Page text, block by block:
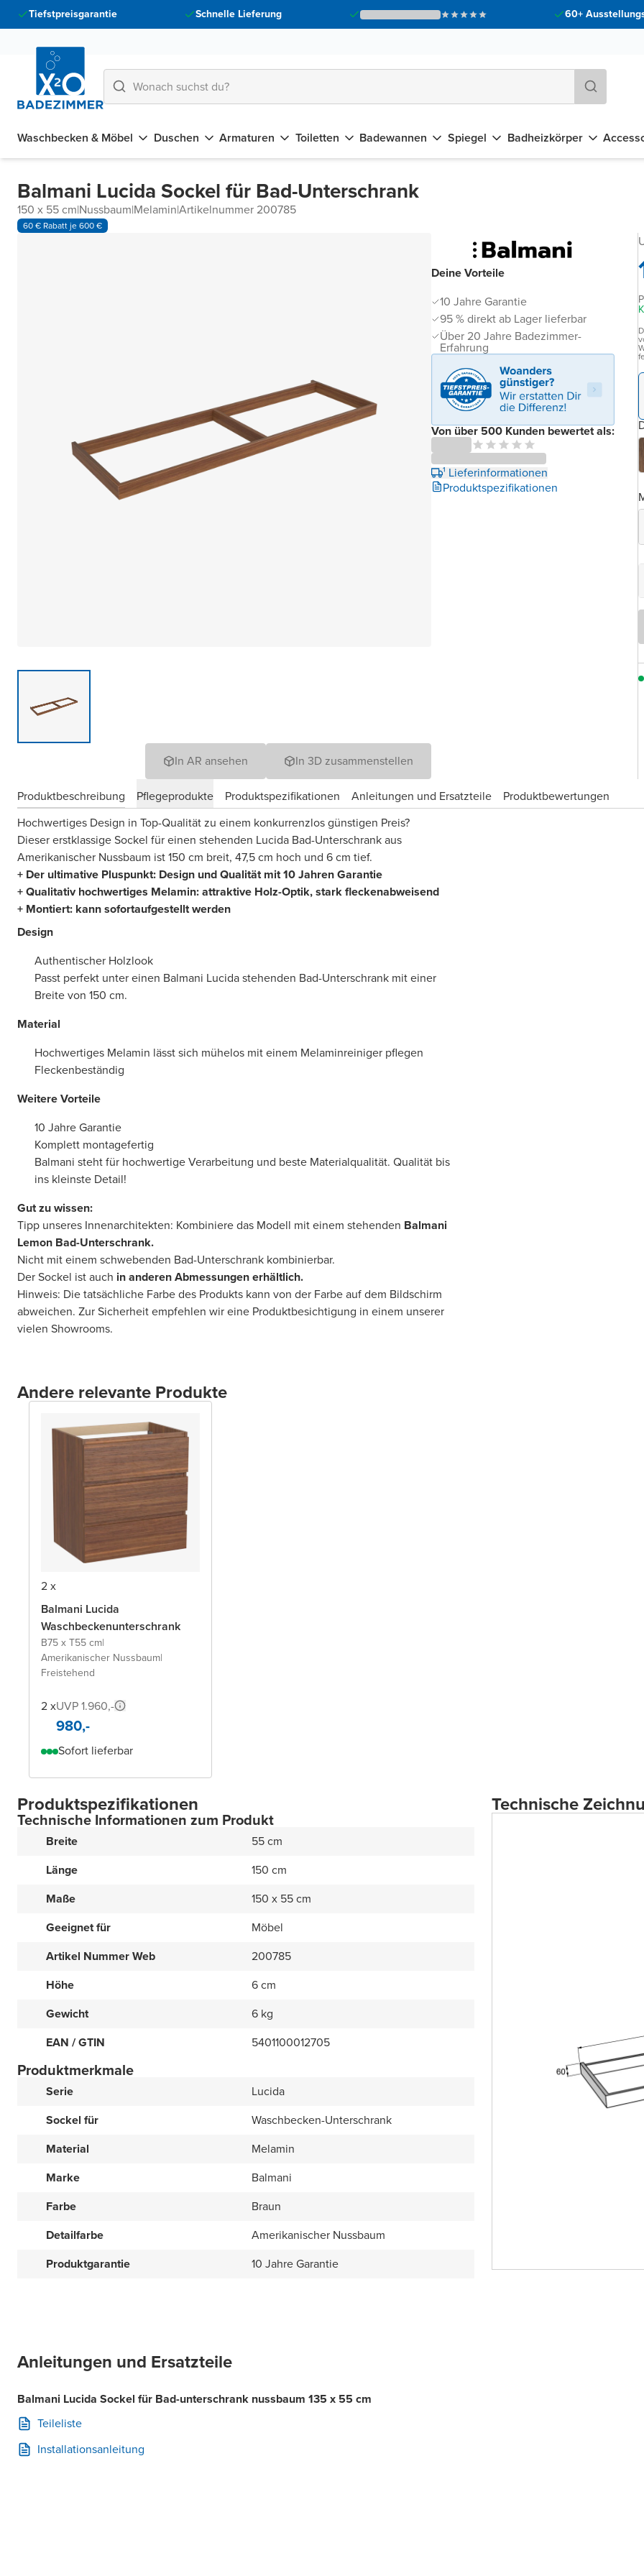
Tiefstpreisgarantie Schnelle Lieferung 60+
Waschbecken & Möbel Duschen Armaturen Toiletten Badewannen Spiegel Badheizkörper
Balmani Lucida Sockel für Bad-Unterschrank
150 x 55 cm|Nussbaum|Melamin|Artikelnummer 200785
60 € Rabatt je 600 €
In AR ansehen In 3D zusammenstellen
Deine Vorteile
10 Jahre Garantie
95 % direkt ab Lager lieferbar
Über 20 Jahre Badezimmer-
Erfahrung
Von über 500 Kunden bewertet als:
¹ Lieferinformationen
Produktspezifikationen
Produktbeschreibung Pflegeprodukte Produktspezifikationen Anleitungen und Ersatzteile
Produktbewertungen
Hochwertiges Design in Top-Qualität zu einem konkurrenzlos günstigen Preis?
Dieser erstklassige Sockel für einen stehenden Lucida Bad-Unterschrank aus
Amerikanischer Nussbaum ist 150 cm breit, 47,5 cm hoch und 6 cm tief.
+ Der ultimative Pluspunkt: Design und Qualität mit 10 Jahren Garantie
+ Qualitativ hochwertiges Melamin: attraktive Holz-Optik,stark fleckenabweisend
+ Montiert: kann sofortaufgestellt werden
Design
Authentischer Holzlook
Passt perfekt unter einen Balmani Lucida stehenden Bad-Unterschrank mit einer
Breite von 150 cm.
Material
Hochwertiges Melamin lässt sich mühelos mit einem Melaminreiniger pflegen
Fleckenbeständig
Weitere Vorteile
10 Jahre Garantie
Komplett montagefertig
Balmani steht für hochwertige Verarbeitung und beste Materialqualität. Qualität bis
ins kleinste Detail!
Gut zu wissen:
Tipp unseres Innenarchitekten: Kombiniere das Modell mit einem stehenden Balmani
Lemon Bad-Unterschrank.
Nicht mit einem schwebenden Bad-Unterschrank kombinierbar.
Der Sockel ist auch in anderen Abmessungen erhältlich.
Hinweis: Die tatsächliche Farbe des Produkts kann von der Farbe auf dem Bildschirm
abweichen. Zur Sicherheit empfehlen wir eine Produktbesichtigung in einem unserer
vielen Showrooms.
Andere relevante Produkte
2 x
Balmani Lucida
Waschbeckenunterschrank
B75 x T55 cm|
Amerikanischer Nussbaum|
Freistehend
2 xUVP 1.960,-
980,-
Sofort lieferbar
Produktspezifikationen
Technische Informationen zum Produkt
Breite
55 cm
Länge
150 cm
Maße
150 x 55 cm
Geeignet für
Möbel
Artikel Nummer Web
200785
Höhe
6 cm
Gewicht
6 kg
EAN / GTIN
5401100012705
Produktmerkmale
Serie
Lucida
Sockel für
Waschbecken-Unterschrank
Material
Melamin
Marke
Balmani
Farbe
Braun
Detailfarbe
Amerikanischer Nussbaum
Produktgarantie
10 Jahre Garantie
Technische
Anleitungen und Ersatzteile
Balmani Lucida Sockel für Bad-unterschrank nussbaum 135 x 55 cm
Teileliste
Installationsanleitung